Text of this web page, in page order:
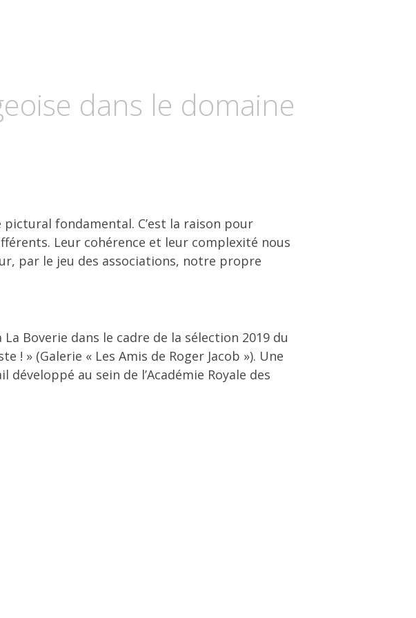
dans le domaine
pictural fondamental. C’est la raison pour
Leur cohérence et leur complexité nous
par le jeu des associations, notre propre
Boverie dans le cadre de la sélection 2019 du
! » (Galerie « Les Amis de Roger Jacob »). Une
au sein de l’Académie Royale des